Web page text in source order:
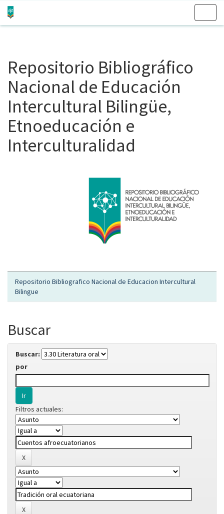
Repositorio Bibliográfico
Nacional de Educación
Intercultural Bilingüe,
Etnoeducación e
Interculturalidad
Repositorio Bibliografico Nacional de Educacion Intercultural
Bilingue
Buscar
Buscar:
por
Filtros actuales: